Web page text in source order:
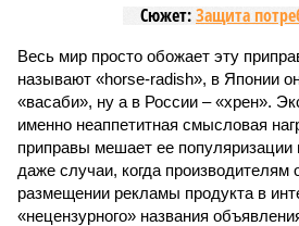
Сюжет:Защита
Весь мир просто обожает эту
называют «horse-radish», в Японии
«васаби», ну а в России – «хрен».
именно неаппетитная смысловая
приправы мешает ее
даже случаи, когда производителям
размещении рекламы продукта в
«нецензурного» названия